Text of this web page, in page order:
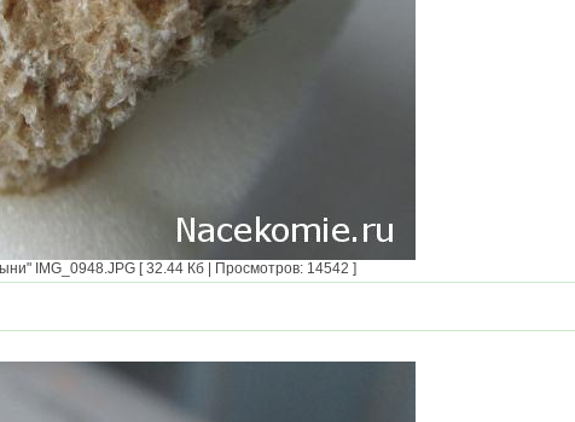
IMG_0948.JPG [ 32.44 Кб | Просмотров: 14542 ]